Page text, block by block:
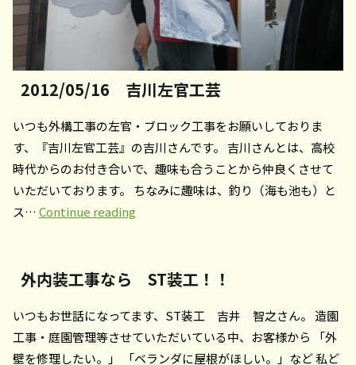
2012/05/16 吉川左官工芸
いつも外構工事の左官・ブロック工事をお願いしておりま
す、『吉川左官工芸』の吉川さんです。 吉川さんとは、高校
時代からのお付き合いで、趣味も合うことから仲良くさせて
いただいております。 ちなみに趣味は、釣り（海も池も）と
ス… Continue reading
工
芸
外内装工事なら ST装工！！
いつもお世話になってます、ST装工 吉井 智之さん。 造園
工事・庭園管理等させていただいている中、お客様から 「外
壁を修理したい。」 「ベランダに屋根がほしい。」など 私ど